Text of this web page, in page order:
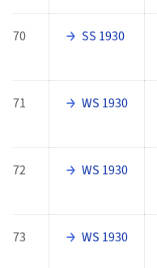
70 SS 1930
71 WS 1930
72 WS 1930
73 WS 1930